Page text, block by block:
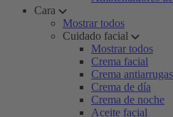
Cara
Mostrar todos
Cuidado facial
Mostrar todos
Crema facial
Crema antiarrugas
Crema de día
Crema de noche
Aceite facial